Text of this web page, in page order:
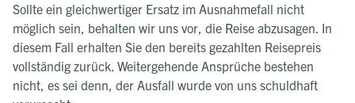
Sollte ein gleichwertiger Ersatz im Ausnahmefall nicht
möglich sein, behalten wir uns vor, die Reise abzusagen. In
diesem Fall erhalten Sie den bereits gezahlten Reisepreis
vollständig zurück. Weitergehende Ansprüche bestehen
nicht, es sei denn, der Ausfall wurde von uns schuldhaft